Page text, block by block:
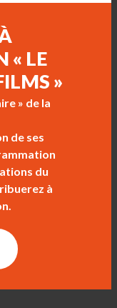
« LE
»
» de la
de ses
du
à